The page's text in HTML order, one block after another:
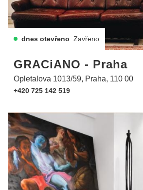
dnes otevřeno Zavřeno
GRACiANO - Praha
Opletalova 1013/59, Praha, 110 00
+420 725 142 519